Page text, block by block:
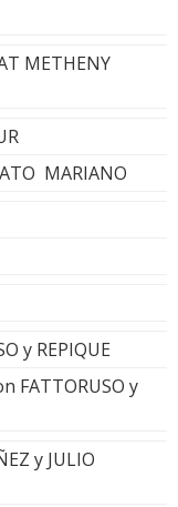
METHENY
MARIANO
y REPIQUE
FATTORUSO y
y JULIO